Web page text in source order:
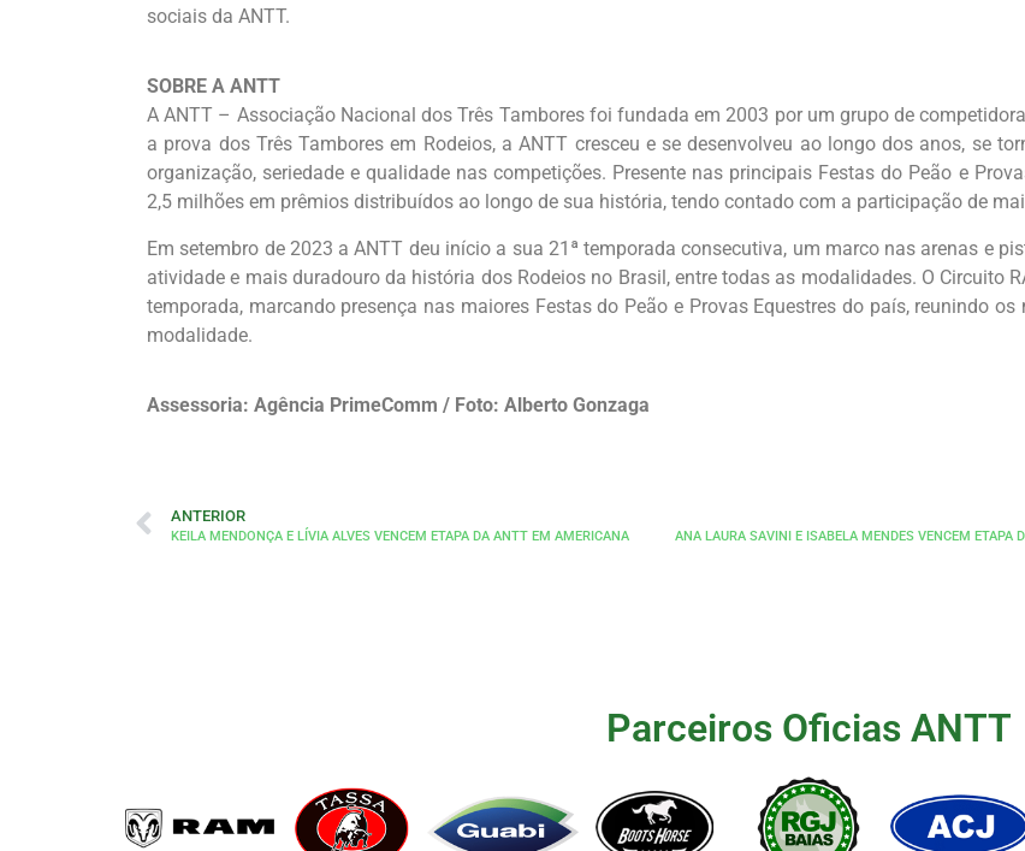
sociais da ANTT.
SOBRE A ANTT
A ANTT – Associação Nacional dos Três Tambores foi fundada em 2003 por um grupo de
a prova dos Três Tambores em Rodeios, a ANTT cresceu e se desenvolveu ao longo dos anos, se
organização, seriedade e qualidade nas competições. Presente nas principais Festas do Peão e
2,5 milhões em prêmios distribuídos ao longo de sua história, tendo contado com a participação de
Em setembro de 2023 a ANTT deu início a sua 21ª temporada consecutiva, um marco nas arenas e
atividade e mais duradouro da história dos Rodeios no Brasil, entre todas as modalidades. O Circuito
temporada, marcando presença nas maiores Festas do Peão e Provas Equestres do país, reunindo
modalidade.
Assessoria: Agência PrimeComm / Foto: Alberto Gonzaga
ANTERIOR
KEILA MENDONÇA E LÍVIA ALVES VENCEM ETAPA DA ANTT EM AMERICANA
Parceiros Oficias ANTT